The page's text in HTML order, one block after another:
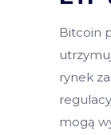
Bitcoin
rynek
mogą